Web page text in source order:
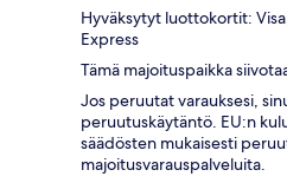
Hyväksytyt luottokortit:
Express
Tämä majoituspaikka
Jos peruutat varauksesi,
peruutuskäytäntö. EU:n
säädösten mukaisesti
majoitusvarauspalveluita.